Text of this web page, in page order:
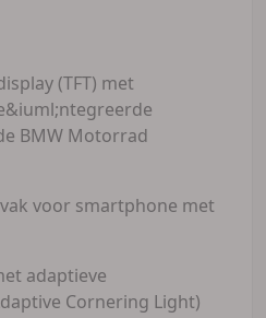
(TFT) met
BMW Motorrad
voor smartphone met
adaptieve
Cornering Light)